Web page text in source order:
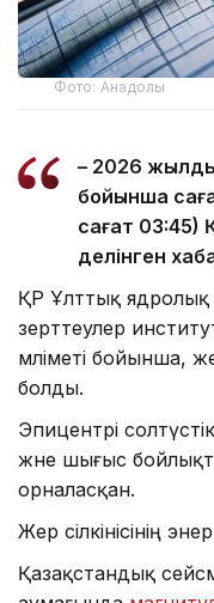
Фото: Анадолы
– 2026
бойынша
сағат 03:45)
делінген
ҚР Ұлттық
зерттеулер
мәліметі бойынша,
болды.
Эпицентрі
және шығыс
орналасқан.
Жер сілкінісінің
Қазақстандық